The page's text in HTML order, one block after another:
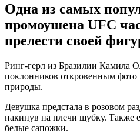
Одна из самых
промоушена UFC
прелести своей
Ринг-герл из Бразилии Камила
поклонников откровенным фото
природы.
Девушка предстала в розовом
накинув на плечи шубку. Также
белые сапожки.